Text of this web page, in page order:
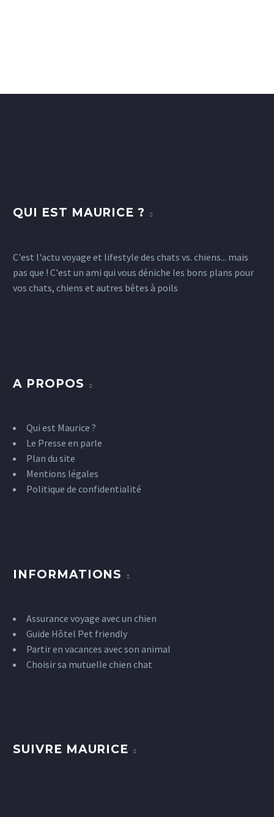
QUI EST MAURICE ?
C'est l'actu voyage et lifestyle des chats vs. chiens... mais
pas que ! C'est un ami qui vous déniche les bons plans pour
vos chats, chiens et autres bêtes à poils
A PROPOS
Qui est Maurice ?
Le Presse en parle
Plan du site
Mentions légales
Politique de confidentialité
INFORMATIONS
Assurance voyage avec un chien
Guide Hôtel Pet friendly
Partir en vacances avec son animal
Choisir sa mutuelle chien chat
SUIVRE MAURICE